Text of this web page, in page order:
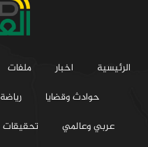
الرئيسية اخبار ملفات
حوادث وقضايا
رياضة
عربي وعالمي
تحقيقات